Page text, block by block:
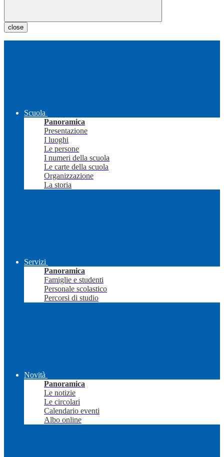
close
Scuola
Panoramica
Presentazione
I luoghi
Le persone
I numeri della scuola
Le carte della scuola
Organizzazione
La storia
Servizi
Panoramica
Famiglie e studenti
Personale scolastico
Percorsi di studio
Novità
Panoramica
Le notizie
Le circolari
Calendario eventi
Albo online